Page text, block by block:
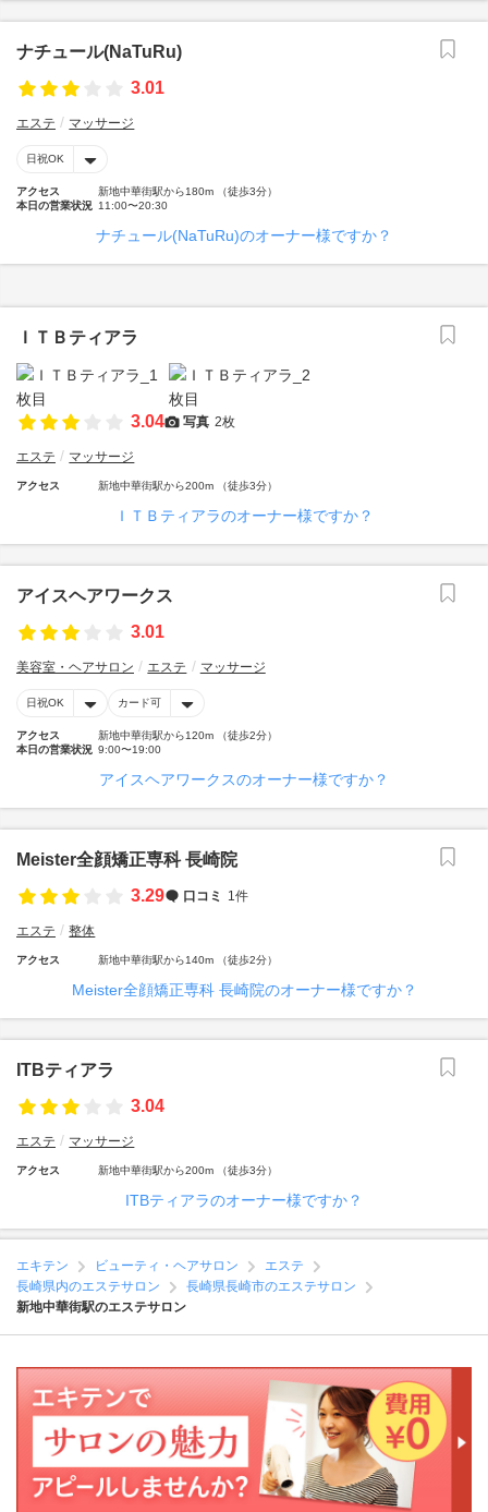
ナチュール(NaTuRu)
3.01
エステ マッサージ
日祝OK
アクセス
新地中華街駅から180m （徒歩3分）
本日の営業状況 11:00〜20:30
ナチュール(NaTuRu)のオーナー様ですか？
ＩＴＢティアラ
3.04 写真 2枚
エステ マッサージ
アクセス 新地中華街駅から200m （徒歩3分）
ＩＴＢティアラのオーナー様ですか？
アイスヘアワークス
3.01
美容室・ヘアサロン エステ マッサージ
日祝OK カード可
アクセス
新地中華街駅から120m （徒歩2分）
本日の営業状況 9:00〜19:00
アイスヘアワークスのオーナー様ですか？
Meister全顔矯正専科 長崎院
3.29
口コミ 1件
エステ 整体
アクセス 新地中華街駅から140m （徒歩2分）
Meister全顔矯正専科 長崎院のオーナー様ですか？
ITBティアラ
3.04
エステ マッサージ
アクセス 新地中華街駅から200m （徒歩3分）
ITBティアラのオーナー様ですか？
エキテン ビューティ・ヘアサロン
エステ
長崎県内のエステサロン
長崎県長崎市のエステサロン
新地中華街駅のエステサロン